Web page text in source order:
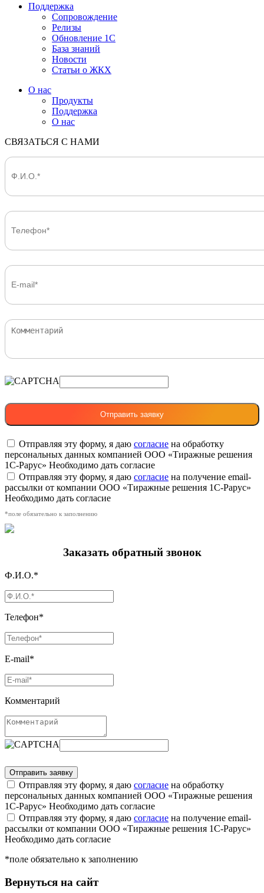
Поддержка
Сопровождение
Релизы
Обновление 1С
База знаний
Новости
Статьи о ЖКХ
О нас
Продукты
Поддержка
О нас
СВЯЗАТЬСЯ С НАМИ
Отправляя эту форму, я даю согласие на обработку
персональных данных компанией ООО «Тиражные решения
1С-Рарус» Необходимо дать согласие
Отправляя эту форму, я даю согласие на получение email-
рассылки от компании ООО «Тиражные решения 1С-Рарус»
Необходимо дать согласие
*поле обязательно к заполнению
Заказать обратный звонок
Ф.И.О.*
Телефон*
E-mail*
Комментарий
Отправляя эту форму, я даю согласие на обработку
персональных данных компанией ООО «Тиражные решения
1С-Рарус» Необходимо дать согласие
Отправляя эту форму, я даю согласие на получение email-
рассылки от компании ООО «Тиражные решения 1С-Рарус»
Необходимо дать согласие
*поле обязательно к заполнению
Вернуться на сайт